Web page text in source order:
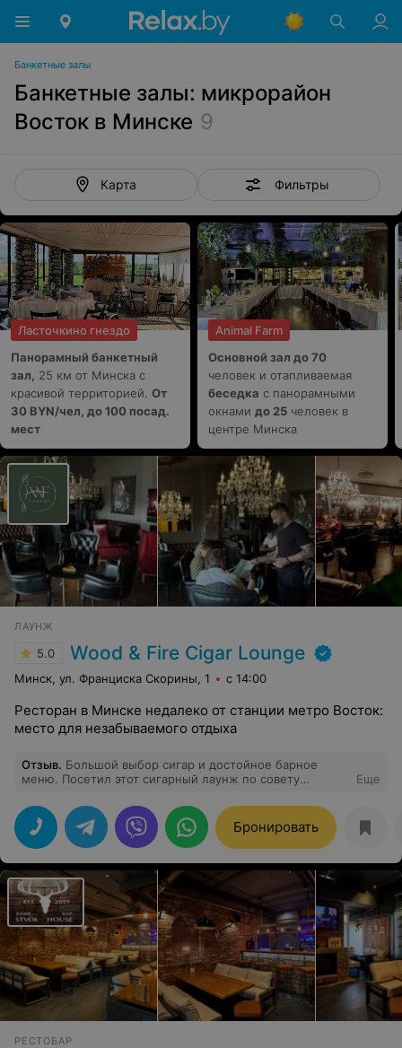
Банкетные залы
Банкетные залы: микрорайон
Восток в Минске 9
Карта Фильтры
Ласточкино гнездо
Панорамный банкетный
зал,
25 км от Минска с
красивой территорией. От
30 BYN/чел, до 100 посад.
мест
Animal Farm
Основной зал до 70
человек и отапливаемая
беседка с панорамными
окнами до 25 человек в
центре Минска
ЛАУНЖ
5.0 Wood & Fire Cigar Lounge
Минск, ул. Франциска Скорины, 1 с 14:00
Ресторан в Минске недалеко от станции метро Восток:
место для незабываемого отдыха
Отзыв. Большой выбор сигар и достойное барное
меню. Посетил этот сигарный лаунж по совету
рекомендую к посещению абсолютно каждому, кто
любит красоту, тишину и качественный табак.
Еще
Бронировать
РЕСТОБАР